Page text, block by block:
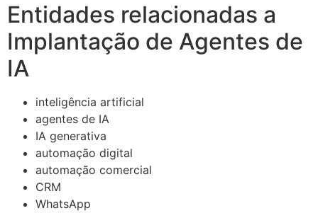
Entidades relacionadas a
Implantação de Agentes de
IA
inteligência artificial
agentes de IA
IA generativa
automação digital
automação comercial
CRM
WhatsApp